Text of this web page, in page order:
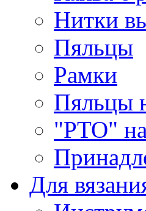
Нитки
Пяльцы
Рамки
Пяльцы
"РТО"
Для